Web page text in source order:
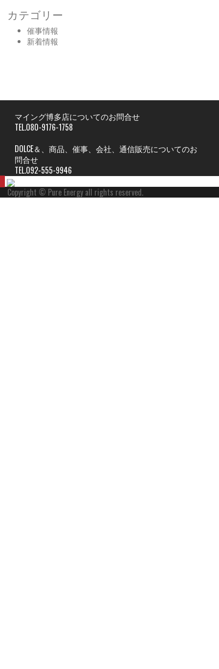
カテゴリー
催事情報
新着情報
マイング博多店についてのお問合せ
TEL.080-9176-1758
DOLCE＆、商品、催事、会社、通信販売についてのお
問合せ
TEL.092-555-9946
Copyright © Pure Energy all rights reserved.